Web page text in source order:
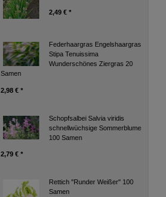
2,49 € *
Federhaargras Engelshaargras
Stipa Tenuissima
Wunderschönes Ziergras 20
Samen
2,98 € *
Schopfsalbei Salvia viridis
schnellwüchsige Sommerblume
100 Samen
2,79 € *
Rettich "Runder Weißer" 100
Samen